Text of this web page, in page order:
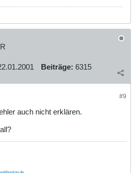
Beiträge: 6315
#9
auch nicht erklären.